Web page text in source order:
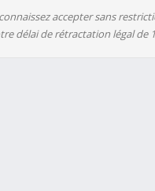
accepter sans
délai de rétractation légal